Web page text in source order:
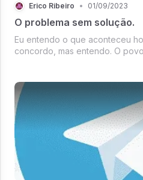
Érico Ribeiro • 01/09/2023
O problema sem solução.
Eu entendo o que aconteceu
concordo, mas entendo. O
aqueles que podiam nos ...